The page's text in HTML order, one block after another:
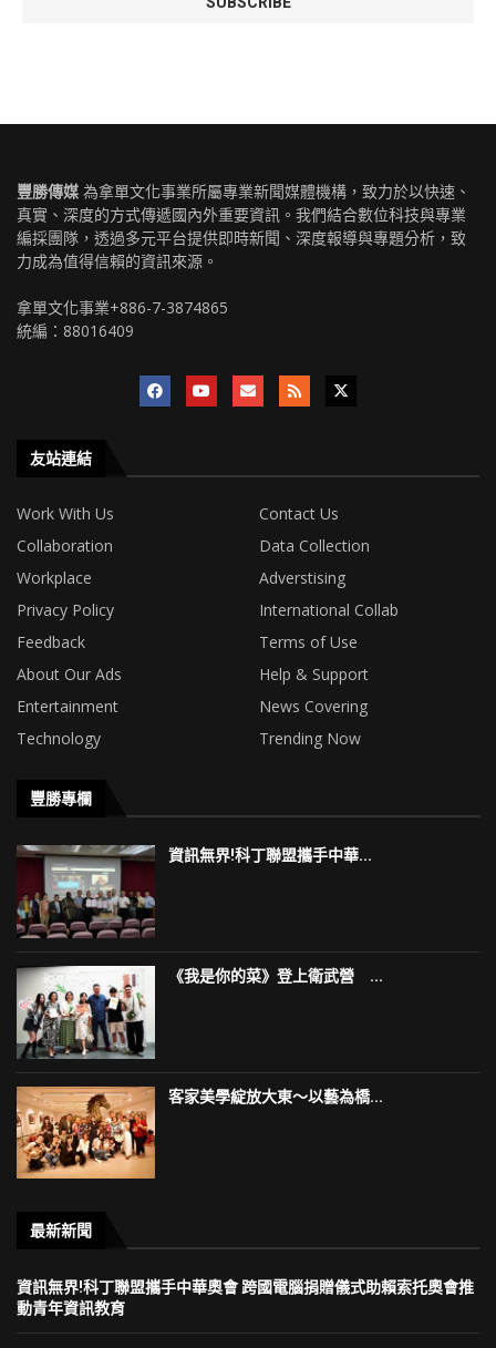
豐勝傳媒 為拿單文化事業所屬專業新聞媒體機構，致力於以快速、
真實、深度的方式傳遞國內外重要資訊。我們結合數位科技與專業
編採團隊，透過多元平台提供即時新聞、深度報導與專題分析，致
力成為值得信賴的資訊來源。
拿單文化事業+886-7-3874865
統編：88016409
友站連結
Work With Us
Contact Us
Collaboration
Data Collection
Workplace
Adverstising
Privacy Policy
International Collab
Feedback
Terms of Use
About Our Ads
Help & Support
Entertainment
News Covering
Technology
Trending Now
豐勝專欄
資訊無界!科丁聯盟攜手中華...
《我是你的菜》登上衛武營 ...
客家美學綻放大東～以藝為橋...
最新新聞
資訊無界!科丁聯盟攜手中華奧會 跨國電腦捐贈儀式助賴索托奧會推
動青年資訊教育